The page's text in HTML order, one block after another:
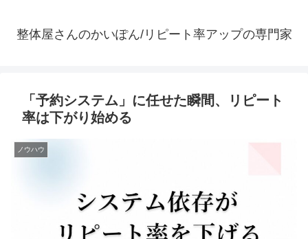
整体屋さんのかいぽん/リピート率アップの専門家
「予約システム」に任せた瞬間、リピート
率は下がり始める
ノウハウ